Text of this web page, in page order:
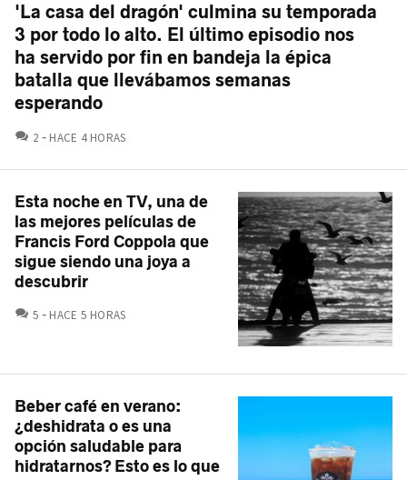
'La casa del dragón' culmina su temporada
3 por todo lo alto. El último episodio nos
ha servido por fin en bandeja la épica
batalla que llevábamos semanas
esperando
2 COMENTARIOS
HACE 4 HORAS
Esta noche en TV, una de
las mejores películas de
Francis Ford Coppola que
sigue siendo una joya a
descubrir
5 COMENTARIOS
HACE 5 HORAS
Beber café en verano:
¿deshidrata o es una
opción saludable para
hidratarnos? Esto es lo que